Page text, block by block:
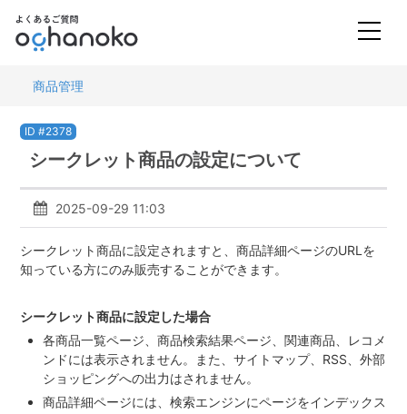
商品管理
ID #2378
シークレット商品の設定について
2025-09-29 11:03
シークレット商品に設定されますと、商品詳細ページのURLを
知っている方にのみ販売することができます。
シークレット商品に設定した場合
各商品一覧ページ、商品検索結果ページ、関連商品、レコメ
ンドには表示されません。また、サイトマップ、RSS、外部
ショッピングへの出力はされません。
商品詳細ページには、検索エンジンにページをインデックス